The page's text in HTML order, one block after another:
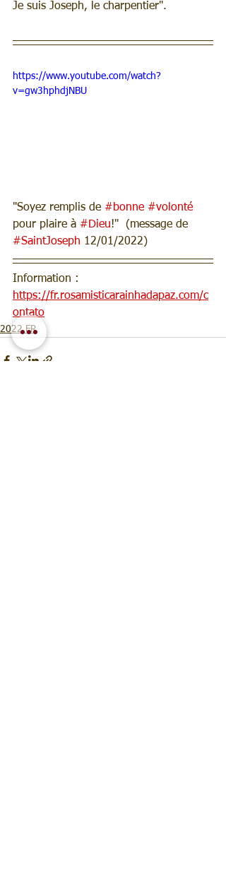
Je suis Joseph, le charpentier".
https://www.youtube.com/watch?
v=gw3hphdjNBU
"Soyez remplis de #bonne #volonté
pour plaire à #Dieu!"  (message de
#SaintJoseph 12/01/2022)
Information :
https://fr.rosamisticarainhadapaz.com/c
ontato
2022 FR